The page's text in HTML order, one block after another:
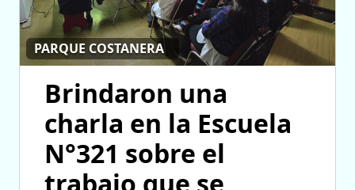
PARQUE COSTANERA
Brindaron una
charla en la Escuela
N°321 sobre el